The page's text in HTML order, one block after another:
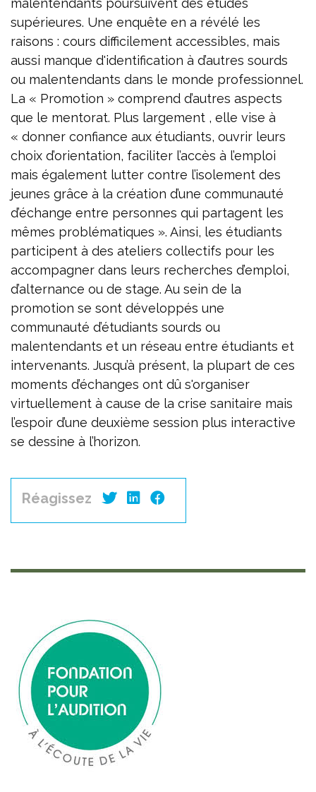
malentendants poursuivent des études
supérieures. Une enquête en a révélé les
raisons : cours difficilement accessibles, mais
aussi manque d'identification à d’autres sourds
ou malentendants dans le monde professionnel.
La « Promotion » comprend d’autres aspects
que le mentorat. Plus largement , elle vise à
« donner confiance aux étudiants, ouvrir leurs
choix d’orientation, faciliter l’accès à l’emploi
mais également lutter contre l’isolement des
jeunes grâce à la création d’une communauté
d’échange entre personnes qui partagent les
mêmes problématiques ». Ainsi, les étudiants
participent à des ateliers collectifs pour les
accompagner dans leurs recherches d’emploi,
d’alternance ou de stage. Au sein de la
promotion se sont développés une
communauté d’étudiants sourds ou
malentendants et un réseau entre étudiants et
intervenants. Jusqu’à présent, la plupart de ces
moments d’échanges ont dû s'organiser
virtuellement à cause de la crise sanitaire mais
l’espoir d’une deuxième session plus interactive
se dessine à l’horizon.
Réagissez